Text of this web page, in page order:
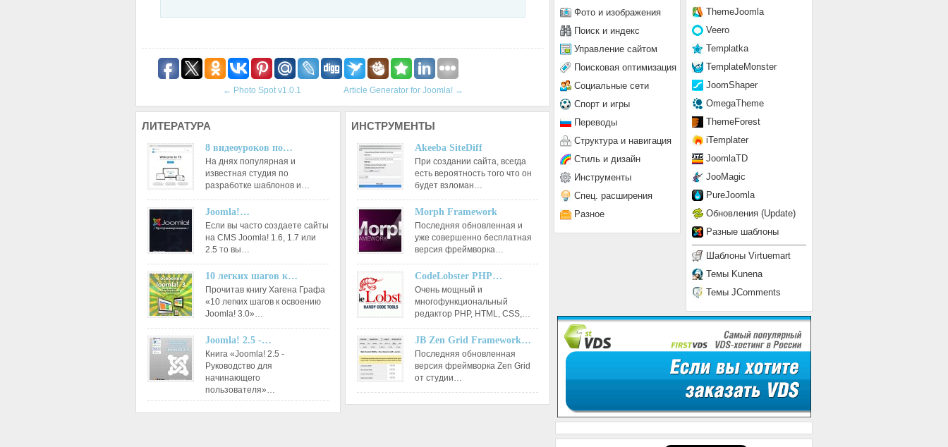
← Photo Spot v1.0.1 Article Generator for Joomla! →
ЛИТЕРАТУРА
8 видеоуроков по…
На днях популярная и
известная студия по
разработке шаблонов и…
Joomla!…
Если вы часто создаете сайты
на CMS Joomla! 1.6, 1.7 или
2.5 то вы…
10 легких шагов к…
Прочитав книгу Хагена Графа
«10 легких шагов к освоению
Joomla! 3.0»…
Joomla! 2.5 -…
Книга «Joomla! 2.5 -
Руководство для
начинающего
пользователя»…
ИНСТРУМЕНТЫ
Akeeba SiteDiff
При создании сайта, всегда
есть вероятность того что он
будет взломан…
Morph Framework
Последняя обновленная и
уже совершенно бесплатная
версия фреймворка…
CodeLobster PHP…
Очень мощный и
многофункциональный
редактор РНР, HTML, CSS,…
JB Zen Grid Framework…
Последняя обновленная
версия фреймворка Zen Grid
от студии…
ThemeJoomla
Veero
Templatka
TemplateMonster
JoomShaper
OmegaTheme
ThemeForest
iTemplater
JoomlaTD
JooMagic
PureJoomla
Обновления (Update)
Разные шаблоны
Шаблоны Virtuemart
Темы Kunena
Темы JComments
Фото и изображения
Поиск и индекс
Управление сайтом
Поисковая оптимизация
Социальные сети
Спорт и игры
Переводы
Структура и навигация
Стиль и дизайн
Инструменты
Спец. расширения
Разное